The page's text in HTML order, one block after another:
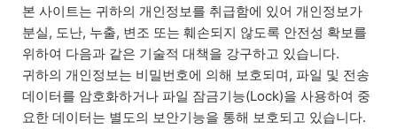
본 사이트는 귀하의 개인정보를 취급함에 있어 개인정보가
분실, 도난, 누출, 변조 또는 훼손되지 않도록 안전성 확보를
위하여 다음과 같은 기술적 대책을 강구하고 있습니다.
귀하의 개인정보는 비밀번호에 의해 보호되며, 파일 및 전송
데이터를 암호화하거나 파일 잠금기능(Lock)을 사용하여 중
요한 데이터는 별도의 보안기능을 통해 보호되고 있습니다.